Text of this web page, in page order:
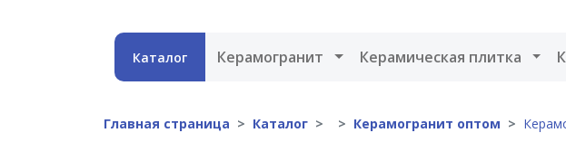
Каталог Керамогранит Открыть меню
Керамическая плитка
Главная страница Каталог Керамогранит оптом